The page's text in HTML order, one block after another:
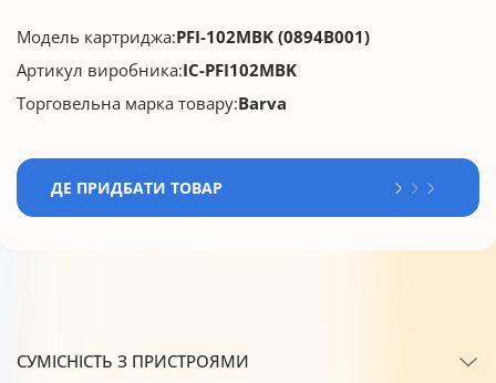
Модель картриджа:PFI-102MBK (0894B001)
Артикул виробника:IC-PFI102MBK
Торговельна марка товару:Barva
ДЕ ПРИДБАТИ ТОВАР
СУМІСНІСТЬ З ПРИСТРОЯМИ